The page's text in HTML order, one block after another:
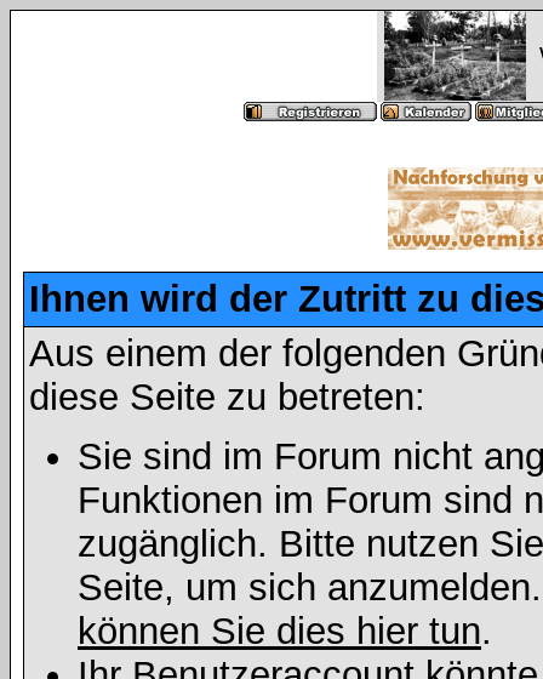
Ihnen wird der Zutritt zu
Aus einem der folgenden
diese Seite zu betreten:
Sie sind im Forum nicht
Funktionen im Forum sind
zugänglich. Bitte nutzen
Seite, um sich
können Sie dies hier tun.